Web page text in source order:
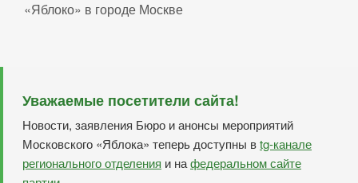
«Яблоко» в городе Москве
Уважаемые посетители сайта!
Новости, заявления Бюро и анонсы мероприятий
Московского «Яблока» теперь доступны вtg-канале
регионального отделения и нафедеральном сайте